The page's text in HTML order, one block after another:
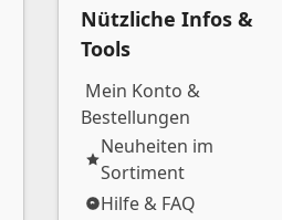
Nützliche Infos &
Tools
Mein Konto &
Bestellungen
Neuheiten im
Sortiment
Hilfe & FAQ